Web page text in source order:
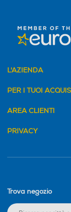
Se ricevi una
mentre
L'AZIENDA
PER I TUOI
AREA CLIENTI
PRIVACY
Trova negozio